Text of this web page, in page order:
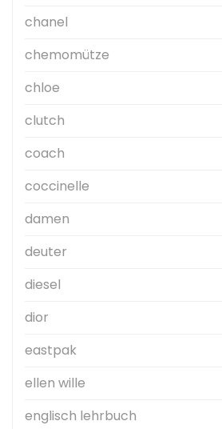
chanel
chemomütze
chloe
clutch
coach
coccinelle
damen
deuter
diesel
dior
eastpak
ellen wille
englisch lehrbuch